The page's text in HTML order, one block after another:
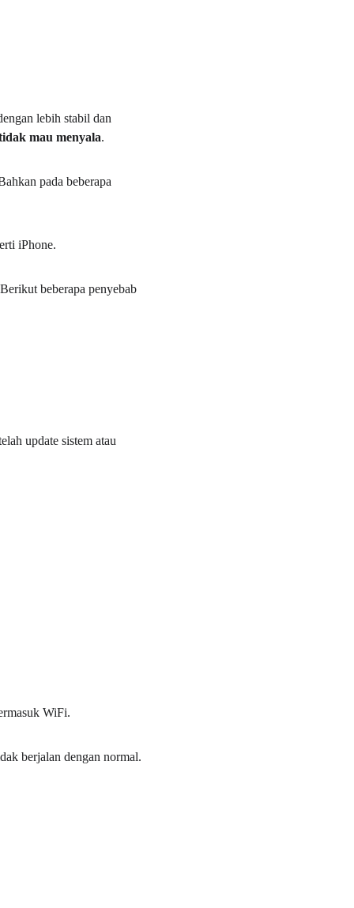
lebih stabil dan
mau menyala.
pada beberapa
iPhone.
beberapa penyebab
update sistem atau
WiFi.
berjalan dengan normal.